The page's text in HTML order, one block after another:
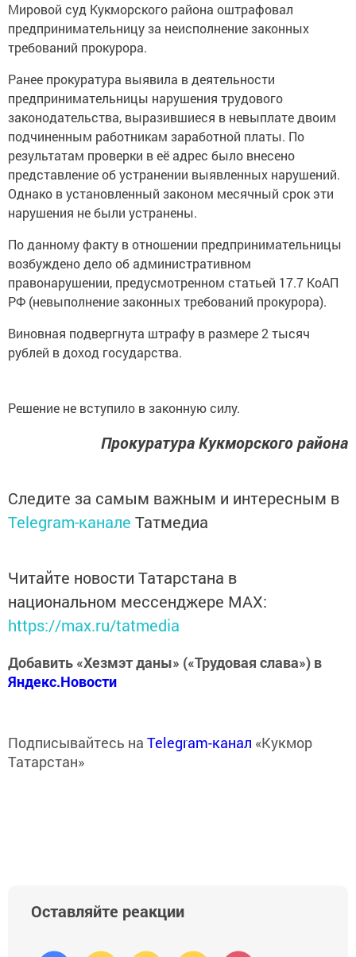
Мировой суд Кукморского района оштрафовал
предпринимательницу за неисполнение законных
требований прокурора.
Ранее прокуратура выявила в деятельности
предпринимательницы нарушения трудового
законодательства, выразившиеся в невыплате двоим
подчиненным работникам заработной платы. По
результатам проверки в её адрес было внесено
представление об устранении выявленных нарушений.
Однако в установленный законом месячный срок эти
нарушения не были устранены.
По данному факту в отношении предпринимательницы
возбуждено дело об административном
правонарушении, предусмотренном статьей 17.7 КоАП
РФ (невыполнение законных требований прокурора).
Виновная подвергнута штрафу в размере 2 тысяч
рублей в доход государства.
Решение не вступило в законную силу.
Прокуратура Кукморского района
Следите за самым важным и интересным в
Telegram-канале Татмедиа
Читайте новости Татарстана в
национальном мессенджере MАХ:
https://max.ru/tatmedia
Добавить «Хезмэт даны» («Трудовая слава») в
Яндекс.Новости
Подписывайтесь на Telegram-канал «Кукмор
Татарстан»
Оставляйте реакции